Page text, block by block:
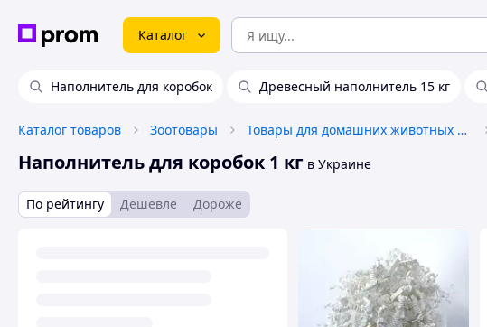
Каталог
Наполнитель для коробок Древесный наполнитель 15 кг
Каталог товаров Зоотовары Товары для домашних животных и птиц
Наполнитель для коробок 1 кг в Украине
По рейтингу Дешевле Дороже